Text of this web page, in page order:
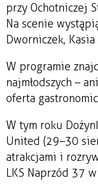
przy Ochotniczej
Na scenie
Dworniczek, Kasia
W programie
najmłodszych –
oferta
W tym roku
United (29–30
atrakcjami i
LKS Naprzód 37